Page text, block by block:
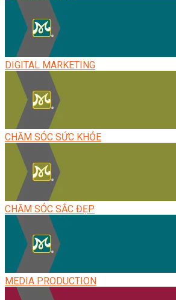
DIGITAL MARKETING
CHĂM SÓC SỨC KHỎE
CHĂM SÓC SẮC ĐẸP
MEDIA PRODUCTION